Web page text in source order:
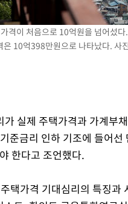
격이 처음으로 10억원을 넘어섰
10억398만원으로 나타났다. 사
실제 주택가격과 가계부
준금리 인하 기조에 들어선
한다고 조언했다.
택가격 기대심리의 특징과